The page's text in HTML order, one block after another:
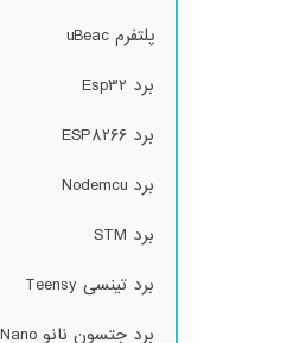
پلتفرم uBeac
برد Esp32
برد ESP8266
برد Nodemcu
برد STM
برد تینسی Teensy
برد جتسون نانو Jetson Nano